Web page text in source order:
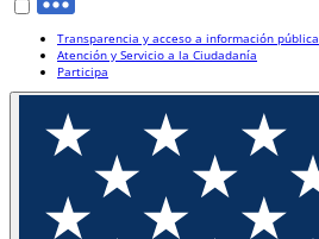
Transparencia y acceso a información pública
Atención y Servicio a la Ciudadanía
Participa